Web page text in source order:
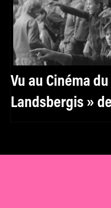
Vu au Cinéma
Landsbergis »